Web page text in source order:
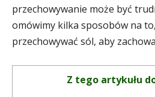
przechowywanie może być
omówimy kilka sposobów na
przechowywać sól, aby
Z tego artykułu